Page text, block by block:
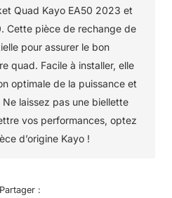
Quad Kayo EA50 2023 et
Cette pièce de rechange de
pour assurer le bon
quad. Facile à installer, elle
optimale de la puissance et
laissez pas une biellette
vos performances, optez
d’origine Kayo !
Partager :